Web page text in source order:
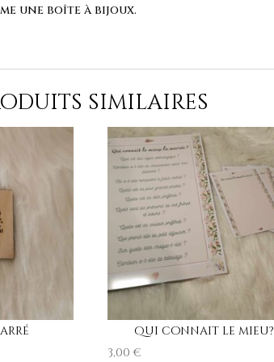
une boîte à bijoux.
similaires
Qui connait le mieu?
3,00€